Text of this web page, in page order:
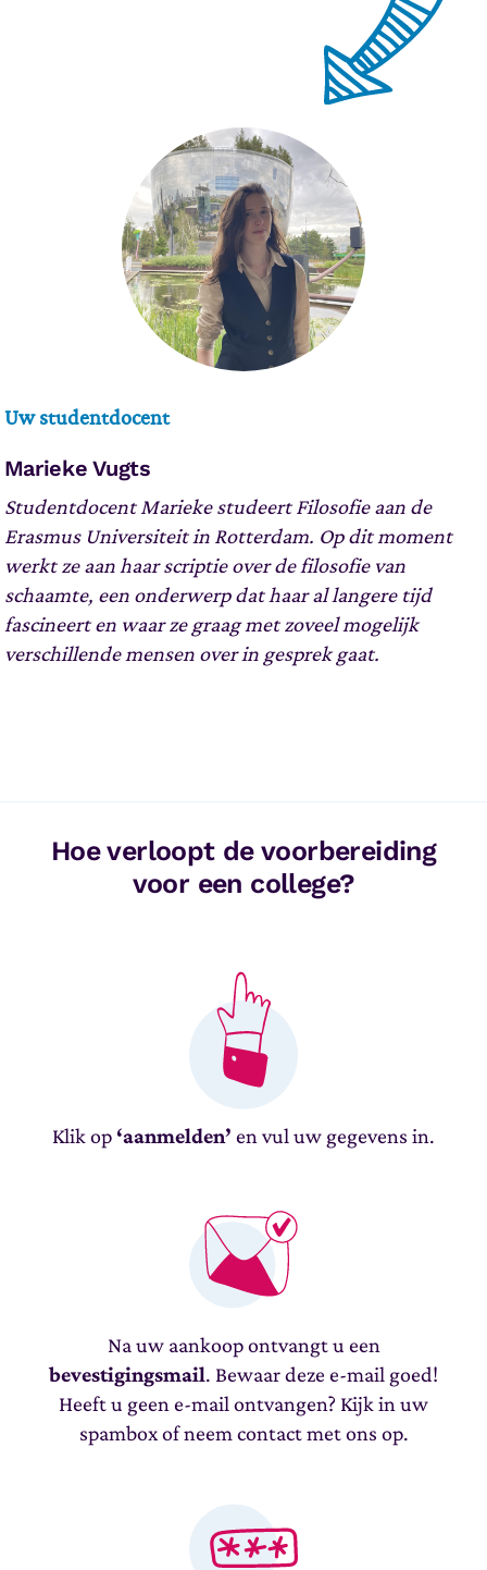
Uw studentdocent
Marieke Vugts
Studentdocent Marieke studeert Filosofie aan de
Erasmus Universiteit in Rotterdam. Op dit moment
werkt ze aan haar scriptie over de filosofie van
schaamte, een onderwerp dat haar al langere tijd
fascineert en waar ze graag met zoveel mogelijk
verschillende mensen over in gesprek gaat.
Hoe verloopt de voorbereiding
voor een college?
Klik op ‘aanmelden’ en vul uw gegevens in.
Na uw aankoop ontvangt u een
bevestigingsmail. Bewaar deze e-mail goed!
Heeft u geen e-mail ontvangen? Kijk in uw
spambox of neem contact met ons op.